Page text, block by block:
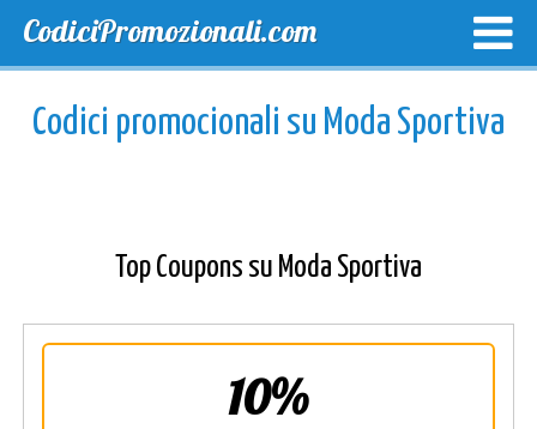
CodiciPromozionali.com
Codici promocionali su Moda Sportiva
Top Coupons su Moda Sportiva
10%